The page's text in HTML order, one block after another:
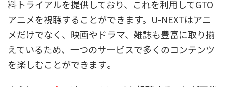
料トライアルを提供しており、これを利用してGTO
アニメを視聴することができます。U-NEXTはアニ
メだけでなく、映画やドラマ、雑誌も豊富に取り揃
えているため、一つのサービスで多くのコンテンツ
を楽しむことができます​。